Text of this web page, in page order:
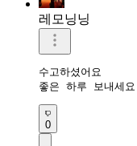
레모닝닝
수고하셨어요
좋은 하루 보내세요
0